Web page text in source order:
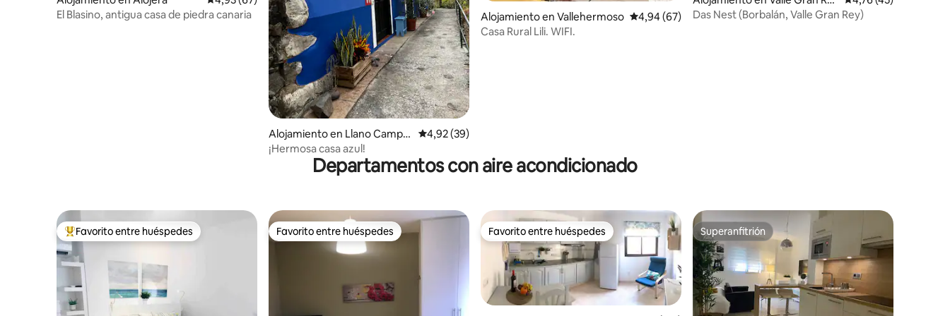
El Blasino, antigua casa de piedra canaria
Alojamiento en Llano Campo
s
Calificación promedio: 4,92 de 5. 39 evaluaciones
4,92 (39)
¡Hermosa casa azul!
Alojamiento en Vallehermoso Calificación promedio: 4,94 de 5. 67 evaluaciones
4,94 (67)
Casa Rural Lili. WIFI.
y
Das Nest (Borbalán, Valle Gran Rey)
Departamentos con aire acondicionado
Favorito entre los huéspedes más destacados
Favorito entre huéspedes Favorito entre huéspedes
Favorito entre huéspedes Favorito entre huéspedes
Favorito entre huéspedes Superanfitrión
Superanfitrión